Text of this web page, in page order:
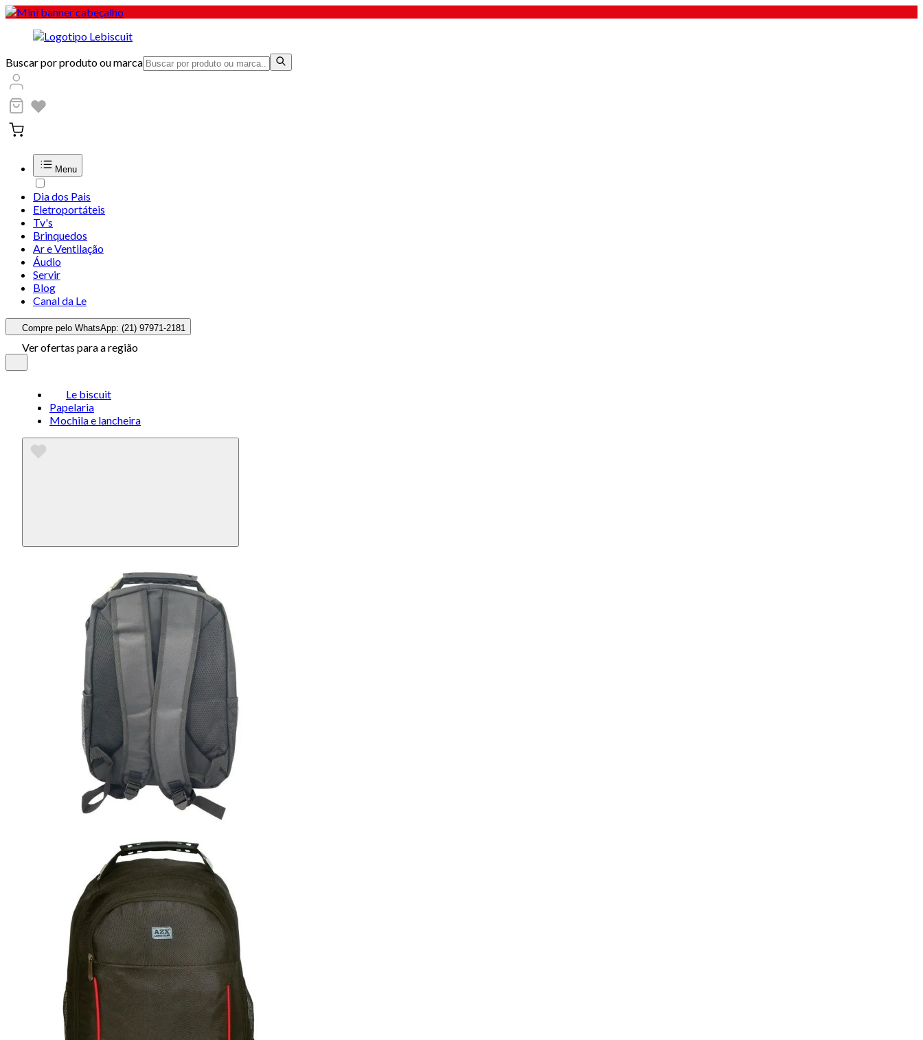
Buscar por produto ou marca
Menu
Dia dos Pais
Eletroportáteis
Tv's
Brinquedos
Ar e Ventilação
Áudio
Servir
Blog
Canal da Le
Compre pelo WhatsApp: (21) 97971-2181
Ver ofertas para a região
Le biscuit
Papelaria
Mochila e lancheira